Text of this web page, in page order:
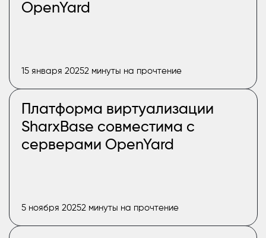
OpenYard
15 января 20252 минуты на прочтение
Платформа виртуализации
SharxBase совместима с
серверами OpenYard
5 ноября 20252 минуты на прочтение